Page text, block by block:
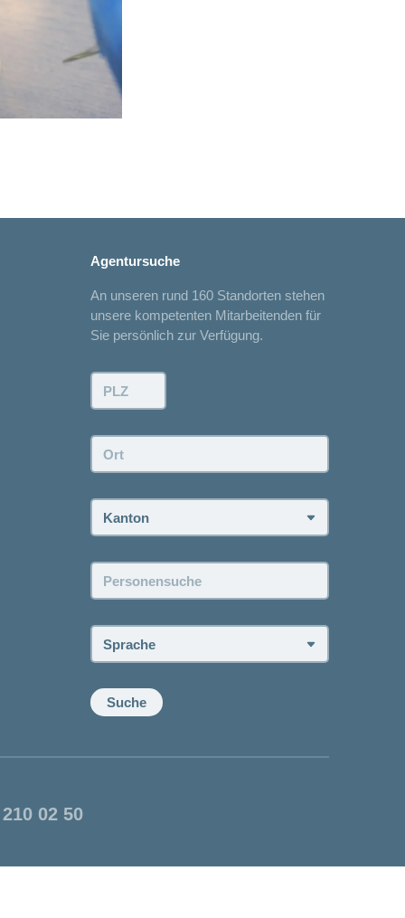
Agentursuche
An unseren rund 160 Standorten stehen
unsere kompetenten Mitarbeitenden für
Sie persönlich zur Verfügung.
PLZ:
Ort:
Kanton:
Personensuche:
Sprache:
Suche
02 50